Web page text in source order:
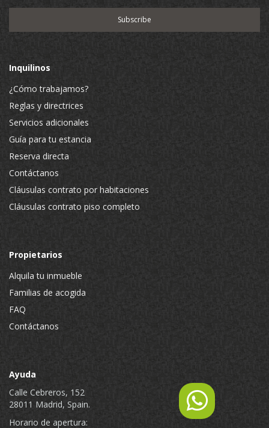
Inquilinos
¿Cómo trabajamos?
Reglas y directrices
Servicios adicionales
Guía para tu estancia
Reserva directa
Contáctanos
Cláusulas contrato por habitaciones
Cláusulas contrato piso completo
Propietarios
Alquila tu inmueble
Familias de acogida
FAQ
Contáctanos
Ayuda
Calle Cebreros, 152
28011 Madrid, Spain.
Horario de apertura: